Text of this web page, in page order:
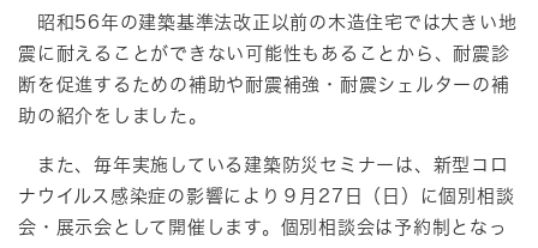
昭和56年の建築基準法改正以前の木造住宅では大きい地
震に耐えることができない可能性もあることから、耐震診
断を促進するための補助や耐震補強・耐震シェルターの補
助の紹介をしました。
また、毎年実施している建築防災セミナーは、新型コロ
ナウイルス感染症の影響により９月27日（日）に個別相談
会・展示会として開催します。個別相談会は予約制となっ